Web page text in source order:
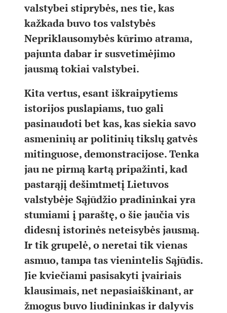
valstybei stiprybės, nes tie, kas
kažkada buvo tos valstybės
Nepriklausomybės kūrimo atrama,
pajunta dabar ir susvetimėjimo
jausmą tokiai valstybei.
Kita vertus, esant iškraipytiems
istorijos puslapiams, tuo gali
pasinaudoti bet kas, kas siekia savo
asmeninių ar politinių tikslų gatvės
mitinguose, demonstracijose. Tenka
jau ne pirmą kartą pripažinti, kad
pastarąjį dešimtmetį Lietuvos
valstybėje Sąjūdžio pradininkai yra
stumiami į paraštę, o šie jaučia vis
didesnį istorinės neteisybės jausmą.
Ir tik grupelė, o neretai tik vienas
asmuo, tampa tas vienintelis Sąjūdis.
Jie kviečiami pasisakyti įvairiais
klausimais, net nepasiaiškinant, ar
žmogus buvo liudininkas ir dalyvis